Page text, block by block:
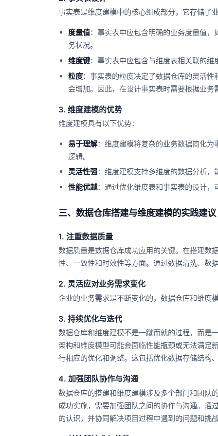
事实表是维度建模中的核心组成部分，它存储了
度量值：事实表中应包含明确的业务度量值
务状况。
维度键：事实表中应包含与维度表相关联的
粒度：事实表的粒度决定了数据仓库的灵活
会增加。因此，在设计事实表时需要根据业
3. 维度建模的优势
维度建模具有以下优势：
易于理解：维度建模将复杂的业务数据简化
逻辑。
灵活性强：维度建模支持多维度的数据分析
性能优越：通过优化维度表和事实表的设计
三、数据仓库搭建与维度建模的实践建议
1. 注重数据质量
数据质量是数据仓库成功应用的关键。在搭建数
性、一致性和时效性等方面。通过数据清洗、数
2. 灵活应对业务需求变化
企业的业务需求是不断变化的，数据仓库和维度
3. 持续优化与迭代
数据仓库和维度建模不是一蹴而就的过程，而是
架构和维度模型可能会面临性能瓶颈或无法满足
行相应的优化和调整。这包括优化数据存储结构
4. 加强团队协作与沟通
数据仓库的搭建和维度建模涉及多个部门和团队
成功实施，需要加强团队之间的协作与沟通。通
的认识，并协同解决项目过程中遇到的问题和挑